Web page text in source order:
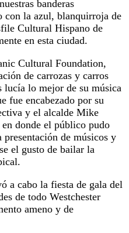
banderas
con la azul, blanquirroja de
Cultural Hispano de
en esta ciudad.
Cultural Foundation,
de carrozas y carros
lucía lo mejor de su música
fue encabezado por su
y el alcalde Mike
donde el público pudo
de músicos y
el gusto de bailar la
a cabo la fiesta de gala del
de todo Westchester
ameno y de